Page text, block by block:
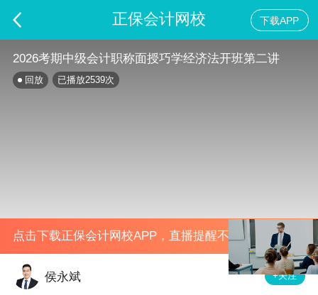
正保会计网校 下载APP
2026考期中级会计职称面授巧学经济法开班第二讲
回放 已播放2539次
点击下载正保会计网校APP，直播提醒不错过
侯永斌 +关注